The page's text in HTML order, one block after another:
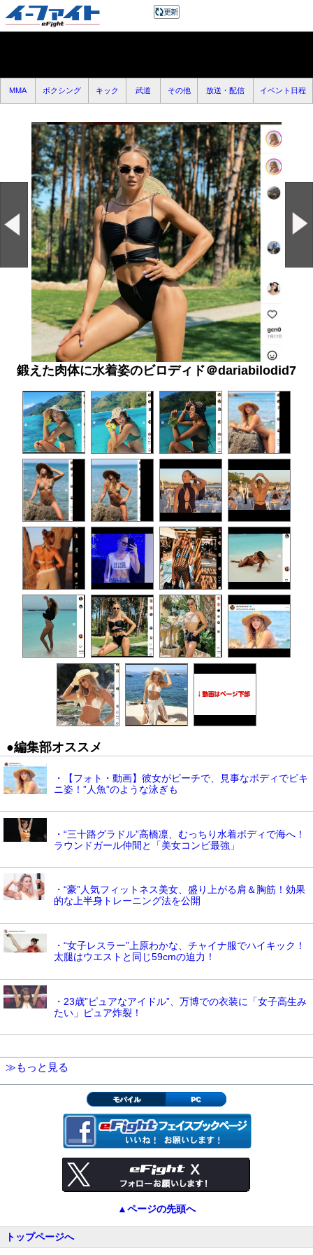
MMA ボクシング キック 武道 その他 放送・配信 イベント日程
鍛えた肉体に水着姿のビロディド＠dariabilodid7
●編集部オススメ
・【フォト・動画】彼女がビーチで、見事なボディでビキ
ニ姿！”人魚”のような泳ぎも
・“三十路グラドル”高橋凛、むっちり水着ボディで海へ！
ラウンドガール仲間と「美女コンビ最強」
・“豪”人気フィットネス美女、盛り上がる肩＆胸筋！効果
的な上半身トレーニング法を公開
・“女子レスラー”上原わかな、チャイナ服でハイキック！
太腿はウエストと同じ59cmの迫力！
・23歳”ピュアなアイドル”、万博での衣装に「女子高生み
たい」ピュア炸裂！
≫もっと見る
モバイル PC
▲ページの先頭へ
トップページへ